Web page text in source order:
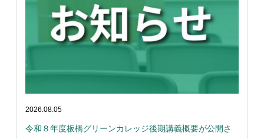
2026.08.05
令和８年度板橋グリーンカレッジ後期講義概要が公開さ